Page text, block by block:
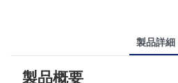
製品詳細
製品概要